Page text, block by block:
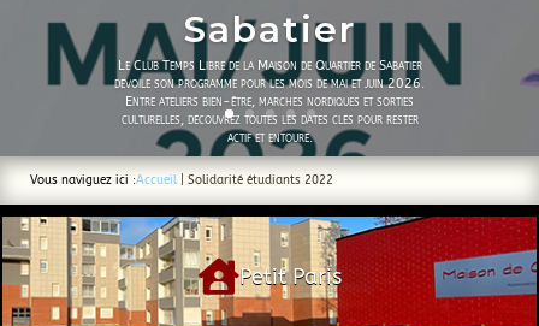
Sabatier
Le Club Temps Libre de la Maison de Quartier de Sabatier
dévoile son programme pour les mois de mai et juin 2026.
Entre ateliers bien-être, marches nordiques et sorties
culturelles, découvrez toutes les dates clés pour rester
actif et entouré.
Lire l'acticle
Vous naviguez ici :Accueil| Solidarité étudiants 2022
Petit Paris